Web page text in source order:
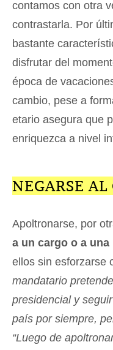
contamos con otra
contrastarla. Por
bastante
disfrutar del
época de
cambio, pese a
etario asegura que
enriquezca a nivel
NEGARSE
Apoltronarse, por
a un cargo o a una
ellos sin esforzarse
mandatario
presidencial y
país por siempre,
“Luego de